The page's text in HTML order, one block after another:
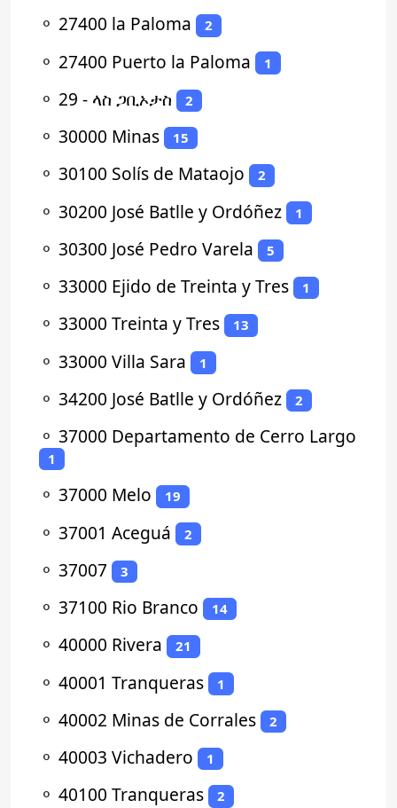
⚬ 27400 la Paloma 2
⚬ 27400 Puerto la Paloma 1
⚬ 29 - ላስ ጋቢኦታስ 2
⚬ 30000 Minas 15
⚬ 30100 Solís de Mataojo 2
⚬ 30200 José Batlle y Ordóñez 1
⚬ 30300 José Pedro Varela 5
⚬ 33000 Ejido de Treinta y Tres 1
⚬ 33000 Treinta y Tres 13
⚬ 33000 Villa Sara 1
⚬ 34200 José Batlle y Ordóñez 2
⚬ 37000 Departamento de Cerro Largo
1
⚬ 37000 Melo 19
⚬ 37001 Aceguá 2
⚬ 37007 3
⚬ 37100 Rio Branco 14
⚬ 40000 Rivera 21
⚬ 40001 Tranqueras 1
⚬ 40002 Minas de Corrales 2
⚬ 40003 Vichadero 1
⚬ 40100 Tranqueras 2